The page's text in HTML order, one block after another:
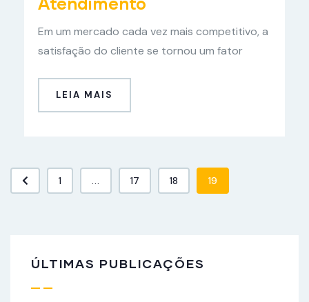
Em um mercado cada vez mais competitivo, a
satisfação do cliente se tornou um fator
LEIA MAIS
1 ... 17 18 19
ÚLTIMAS PUBLICAÇÕES